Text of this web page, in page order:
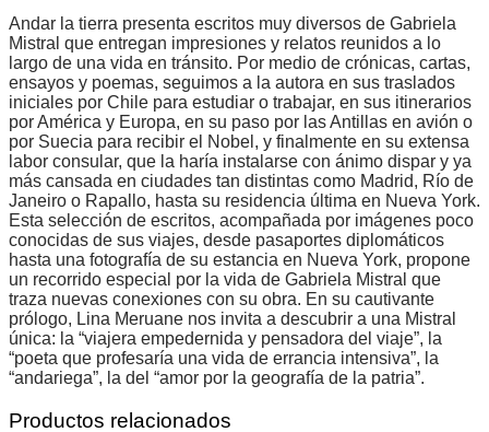
Andar la tierra presenta escritos muy diversos de Gabriela
Mistral que entregan impresiones y relatos reunidos a lo
largo de una vida en tránsito. Por medio de crónicas, cartas,
ensayos y poemas, seguimos a la autora en sus traslados
iniciales por Chile para estudiar o trabajar, en sus itinerarios
por América y Europa, en su paso por las Antillas en avión o
por Suecia para recibir el Nobel, y finalmente en su extensa
labor consular, que la haría instalarse con ánimo dispar y ya
más cansada en ciudades tan distintas como Madrid, Río de
Janeiro o Rapallo, hasta su residencia última en Nueva York.
Esta selección de escritos, acompañada por imágenes poco
conocidas de sus viajes, desde pasaportes diplomáticos
hasta una fotografía de su estancia en Nueva York, propone
un recorrido especial por la vida de Gabriela Mistral que
traza nuevas conexiones con su obra. En su cautivante
prólogo, Lina Meruane nos invita a descubrir a una Mistral
única: la “viajera empedernida y pensadora del viaje”, la
“poeta que profesaría una vida de errancia intensiva”, la
“andariega”, la del “amor por la geografía de la patria”.
Productos relacionados